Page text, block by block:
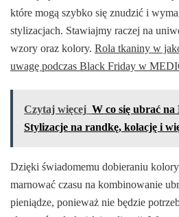
które mogą szybko się znudzić i
stylizacjach. Stawiajmy raczej na
wzory oraz kolory. Rola tkaniny w
uwagę podczas Black Friday w
Czytaj więcej W co się ubrać na
Stylizacje na randkę, kolację i
Dzięki świadomemu dobieraniu
marnować czasu na kombinowanie
pieniądze, ponieważ nie będzie